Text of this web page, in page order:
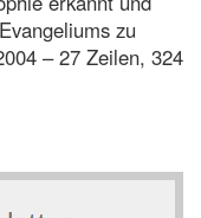
zu
– 27 Zeilen, 324